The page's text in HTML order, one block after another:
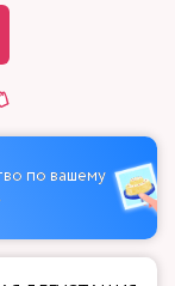
по вашему